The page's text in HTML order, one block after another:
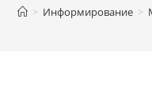
> Информирование >